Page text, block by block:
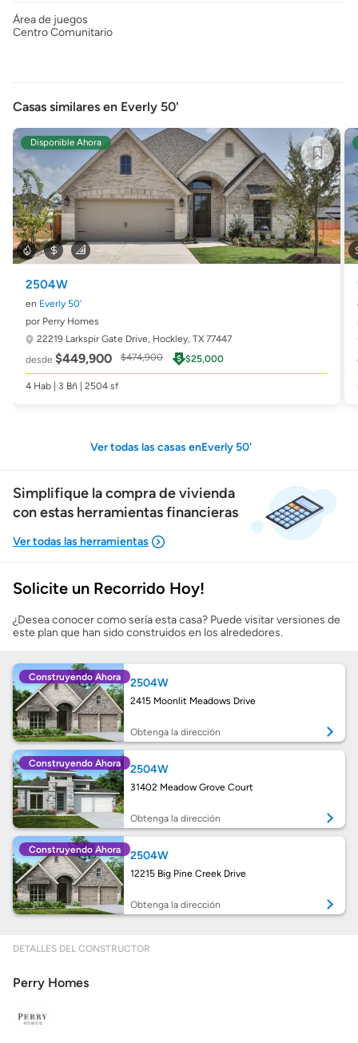
Área de juegos
Centro Comunitario
Casas similares en Everly 50'
Disponible Ahora
2504W
en Everly 50'
por Perry Homes
22219 Larkspir Gate Drive, Hockley, TX 77447
desde $449,900 $474,900 $25,000
4 Hab | 3 Bñ | 2504 sf
Ver todas las casas enEverly 50'
Simplifique la compra de vivienda
con estas herramientas financieras
Mostrarme lo que puedo pagar
Costos casa nueva vs. usada
Obtener mi puntaje de crédito
Calcular mi hipoteca
Obtener Aprobación Previa
Preparar mi casa para la venta
Seguro de propietarios
Obtener ofertas por mi casa
Solicite un Recorrido Hoy!
¿Desea conocer como sería esta casa? Puede visitar versiones de
este plan que han sido construidos en los alrededores.
Construyendo Ahora 2504W
2415 Moonlit Meadows Drive
Obtenga la dirección
Construyendo Ahora 2504W
31402 Meadow Grove Court
Obtenga la dirección
Construyendo Ahora 2504W
12215 Big Pine Creek Drive
Obtenga la dirección
DETALLES DEL CONSTRUCTOR
Perry Homes